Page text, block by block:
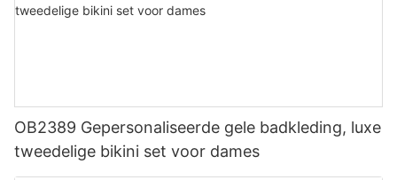
OB2389 Gepersonaliseerde gele badkleding, luxe
tweedelige bikini set voor dames